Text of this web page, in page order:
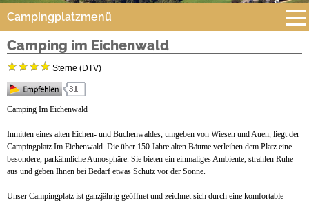
Campingplatzmenü
Platzdaten
Stellplätze
Preise & Prospekte
Camping im Eichenwald
Sterne (DTV)
Camping Im Eichenwald
Inmitten eines alten Eichen- und Buchenwaldes, umgeben von Wiesen und Auen, liegt der
Campingplatz Im Eichenwald. Die über 150 Jahre alten Bäume verleihen dem Platz eine
besondere, parkähnliche Atmosphäre. Sie bieten ein einmaliges Ambiente, strahlen Ruhe
aus und geben Ihnen bei Bedarf etwas Schutz vor der Sonne.
Unser Campingplatz ist ganzjährig geöffnet und zeichnet sich durch eine komfortable